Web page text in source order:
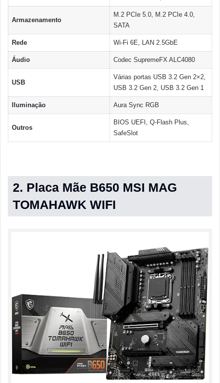
Armazenamento
M.2 PCIe 5.0, M.2 PCIe 4.0,
SATA
Rede Wi-Fi 6E, LAN 2.5GbE
Áudio Codec SupremeFX ALC4080
USB
Várias portas USB 3.2 Gen 2×2,
USB 3.2 Gen 2, USB 3.2 Gen 1
Iluminação Aura Sync RGB
Outros
BIOS UEFI, Q-Flash Plus,
SafeSlot
2. Placa Mãe B650 MSI MAG
TOMAHAWK WIFI